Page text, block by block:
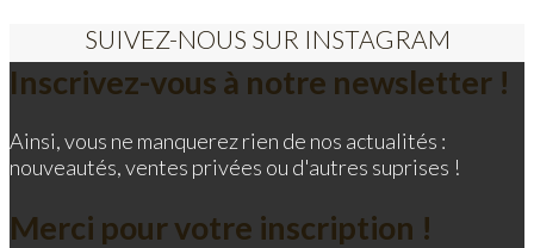
SUIVEZ-NOUS SUR INSTAGRAM
Inscrivez-vous à notre newsletter !
Ainsi, vous ne manquerez rien de nos actualités :
nouveautés, ventes privées ou d'autres suprises !
Merci pour votre inscription !